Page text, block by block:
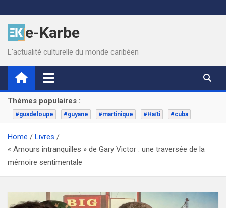
to
contente-Karbe
L'actualité culturelle du monde caribéen
Thèmes populaires :
#guadeloupe #guyane #martinique #Haïti #cuba
Home
Livres
« Amours intranquilles » de Gary Victor : une traversée de la
mémoire sentimentale